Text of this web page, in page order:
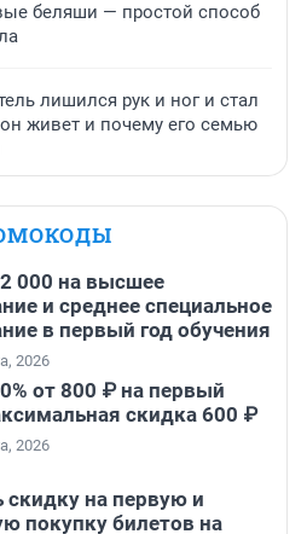
беляши — простой способ
лишился рук и ног и стал
живет и почему его семью
000 на высшее
и среднее специальное
в первый год обучения
2026
от 800 ₽ на первый
скидка 600 ₽
2026
скидку на первую и
покупку билетов на